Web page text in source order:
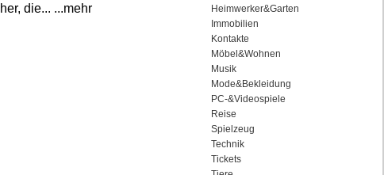
die... ...mehr
Heimwerker&Garten
Immobilien
Kontakte
Möbel&Wohnen
Musik
Mode&Bekleidung
PC-&Videospiele
Reise
Spielzeug
Technik
Tickets